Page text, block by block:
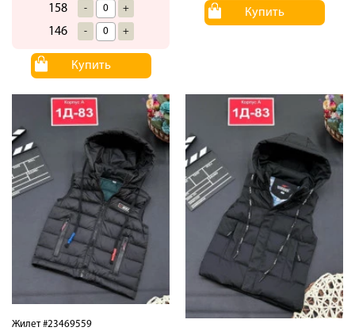
158 - +
146 - +
Купить
Купить
Жилет #23469559